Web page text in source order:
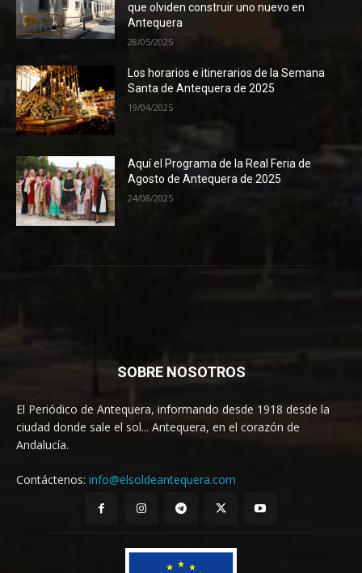
que olviden construir uno nuevo en
Antequera
28/05/2025
Los horarios e itinerarios de la Semana
Santa de Antequera de 2025
19/04/2025
Aquí el Programa de la Real Feria de
Agosto de Antequera de 2025
24/08/2025
SOBRE NOSOTROS
El Periódico de Antequera, informando desde 1918 desde la
ciudad donde sale el sol... Antequera, en el corazón de
Andalucía.
Contáctenos: info@elsoldeantequera.com